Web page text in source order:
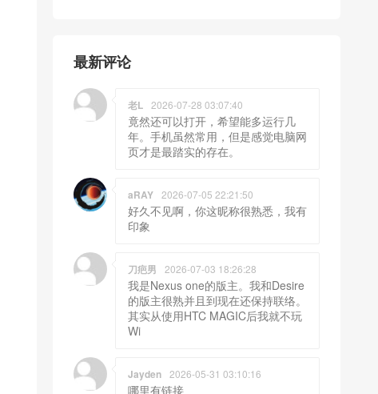
最新评论
老L 2026-07-28 03:07:40
竟然还可以打开，希望能多运行几
年。手机虽然常用，但是感觉电脑网
页才是最踏实的存在。
aRAY 2026-07-05 22:21:50
好久不见啊，你这昵称很熟悉，我有
印象
刀疤男 2026-07-03 18:26:28
我是Nexus one的版主。我和Desire
的版主很熟并且到现在还保持联络。
其实从使用HTC MAGIC后我就不玩
Wi
Jayden 2026-05-31 03:10:16
哪里有链接